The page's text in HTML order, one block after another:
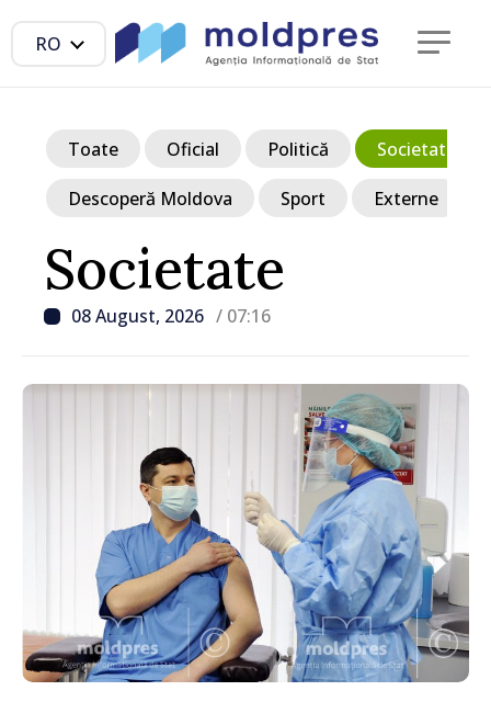
RO
Societate
08 August, 2026 / 07:16
Toate Oficial Politică Societate
Descoperă Moldova Sport Externe